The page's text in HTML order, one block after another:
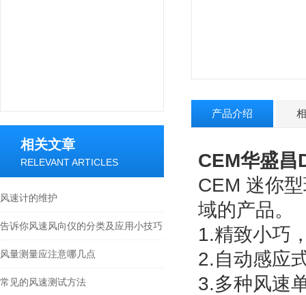
相关文章
RELEVANT ARTICLES
风速计的维护
告诉你风速风向仪的分类及应用小技巧
风量测量应注意哪几点
常见的风速测试方法
产品介绍
CEM华盛昌
CEM 迷你
域的产品。
1.精致小巧
2.自动感应
3.多种风速